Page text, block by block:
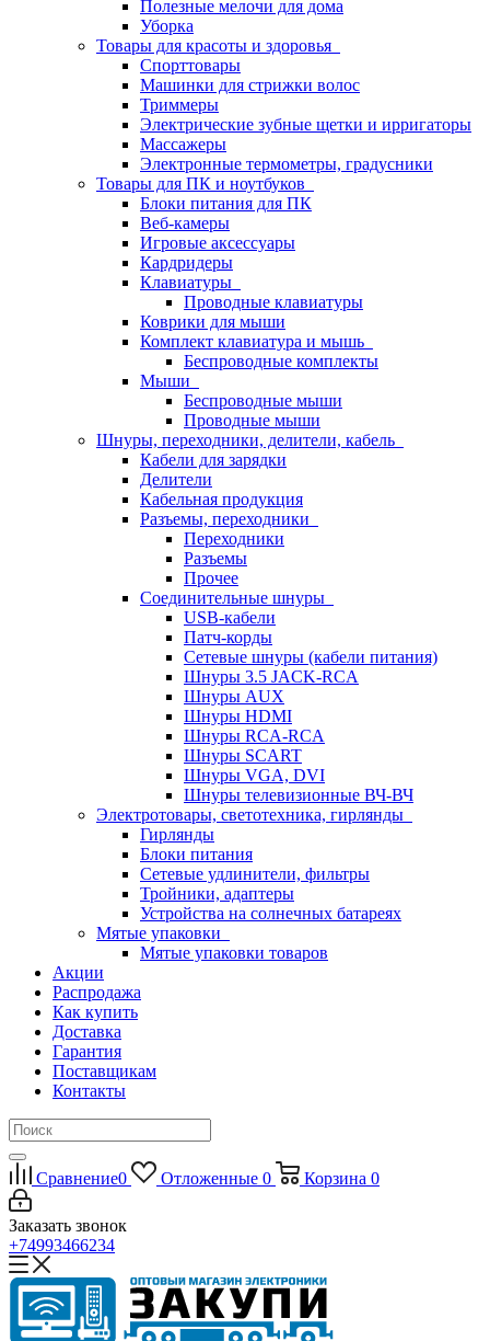
Полезные мелочи для дома
Уборка
Товары для красоты и здоровья
Спорттовары
Машинки для стрижки волос
Триммеры
Электрические зубные щетки и ирригаторы
Массажеры
Электронные термометры, градусники
Товары для ПК и ноутбуков
Блоки питания для ПК
Веб-камеры
Игровые аксессуары
Кардридеры
Клавиатуры
Проводные клавиатуры
Коврики для мыши
Комплект клавиатура и мышь
Беспроводные комплекты
Мыши
Беспроводные мыши
Проводные мыши
Шнуры, переходники, делители, кабель
Кабели для зарядки
Делители
Кабельная продукция
Разъемы, переходники
Переходники
Разъемы
Прочее
Соединительные шнуры
USB-кабели
Патч-корды
Сетевые шнуры (кабели питания)
Шнуры 3.5 JACK-RCA
Шнуры AUX
Шнуры HDMI
Шнуры RCA-RCA
Шнуры SCART
Шнуры VGA, DVI
Шнуры телевизионные ВЧ-ВЧ
Электротовары, светотехника, гирлянды
Гирлянды
Блоки питания
Сетевые удлинители, фильтры
Тройники, адаптеры
Устройства на солнечных батареях
Мятые упаковки
Мятые упаковки товаров
Акции
Распродажа
Как купить
Доставка
Гарантия
Поставщикам
Контакты
Сравнение0 Отложенные 0 Корзина 0
Заказать звонок
+74993466234